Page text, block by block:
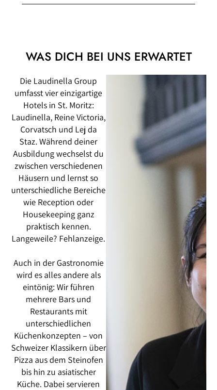
WAS DICH BEI UNS ERWARTET
Die Laudinella Group
umfasst vier einzigartige
Hotels in St. Moritz:
Laudinella, Reine Victoria,
Corvatsch und Lej da
Staz. Während deiner
Ausbildung wechselst du
zwischen verschiedenen
Häusern und lernst so
unterschiedliche Bereiche
wie Reception oder
Housekeeping ganz
praktisch kennen.
Langeweile? Fehlanzeige.
Auch in der Gastronomie
wird es alles andere als
eintönig: Wir führen
mehrere Bars und
Restaurants mit
unterschiedlichen
Küchenkonzepten – von
Schweizer Klassikern über
Pizza aus dem Steinofen
bis hin zu asiatischer
Küche. Dabei servieren